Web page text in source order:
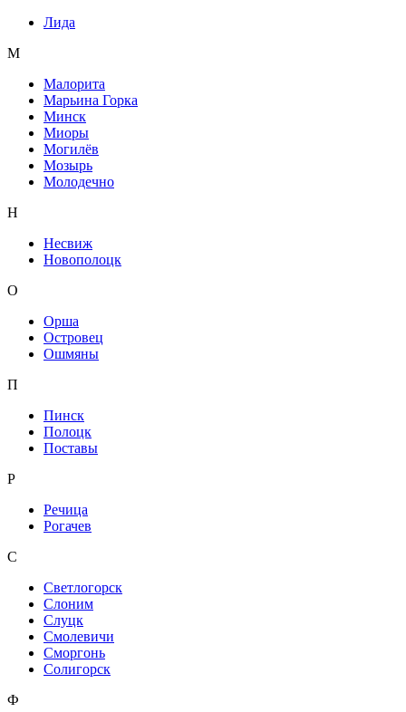
Лида
М
Малорита
Марьина Горка
Минск
Миоры
Могилёв
Мозырь
Молодечно
Н
Несвиж
Новополоцк
О
Орша
Островец
Ошмяны
П
Пинск
Полоцк
Поставы
Р
Речица
Рогачев
С
Светлогорск
Слоним
Слуцк
Смолевичи
Сморгонь
Солигорск
Ф